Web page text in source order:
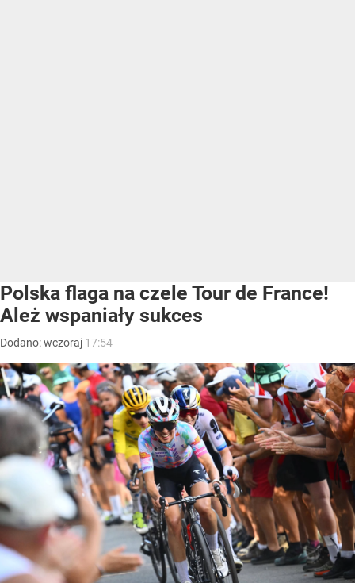
Polska flaga na czele Tour de France!
Ależ wspaniały sukces
Dodano:wczoraj 17:54